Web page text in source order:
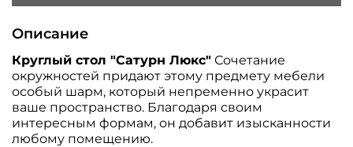
Описание
Круглый стол "Сатурн Люкс" Сочетание
окружностей придают этому предмету мебели
особый шарм, который непременно украсит
ваше пространство. Благодаря своим
интересным формам, он добавит изысканности
любому помещению.